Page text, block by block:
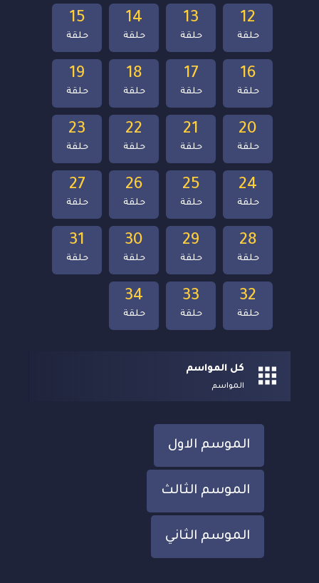
34
حلقة
33
حلقة
32
حلقة
31
حلقة
30
حلقة
29
حلقة
28
حلقة
27
حلقة
26
حلقة
25
حلقة
24
حلقة
23
حلقة
22
حلقة
21
حلقة
20
حلقة
19
حلقة
18
حلقة
17
حلقة
16
حلقة
15
حلقة
14
حلقة
13
حلقة
12
حلقة
كل المواسم
المواسم
الموسم الاول
الموسم الثالث
الموسم الثاني